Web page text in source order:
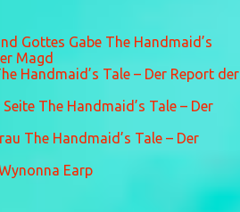
Gottes Gabe The Handmaid’s
Magd
Handmaid’s Tale – Der Report der
The Handmaid’s Tale – Der
The Handmaid’s Tale – Der
Earp